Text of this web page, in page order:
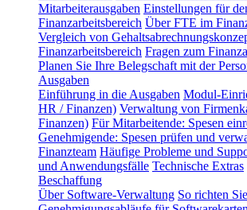
Mitarbeiterausgaben Einstellungen für
Finanzarbeitsbereich Über FTE im
Vergleich von
Finanzarbeitsbereich Fragen zum
Planen Sie Ihre Belegschaft mit der
Ausgaben
Einführung in die Ausgaben Modul-
HR / Finanzen) Verwaltung von
Finanzen) Für Mitarbeitende: Spesen
Genehmigende: Spesen prüfen und
Finanzteam Häufige Probleme und
und Anwendungsfälle Technische Extras
Beschaffung
Über Software-Verwaltung So richten Sie